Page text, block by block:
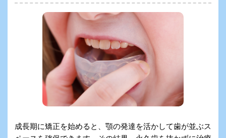
成長期に矯正を始めると、顎の発達を活かして歯が並ぶス